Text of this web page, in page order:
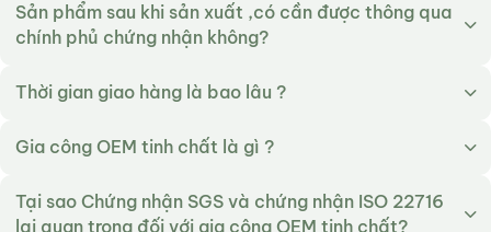
Sản phẩm sau khi sản xuất ,có cần được thông qua
chính phủ chứng nhận không?
Thời gian giao hàng là bao lâu ?
Gia công OEM tinh chất là gì ?
Tại sao Chứng nhận SGS và chứng nhận ISO 22716
lại quan trọng đối với gia công OEM tinh chất?